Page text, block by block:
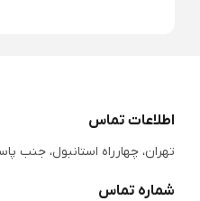
اطلاعات تماس
تهران، چهارراه استانبول، جنب
شماره تماس